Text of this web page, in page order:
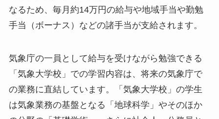
なるため、毎月約14万円の給与や地域手当や勤勉
手当（ボーナス）などの諸手当が支給されます。
気象庁の一員として給与を受けながら勉強できる
「気象大学校」での学習内容は、将来の気象庁で
の業務に直結しています。「気象大学校」の学生
は気象業務の基盤となる「地球科学」やそのほか